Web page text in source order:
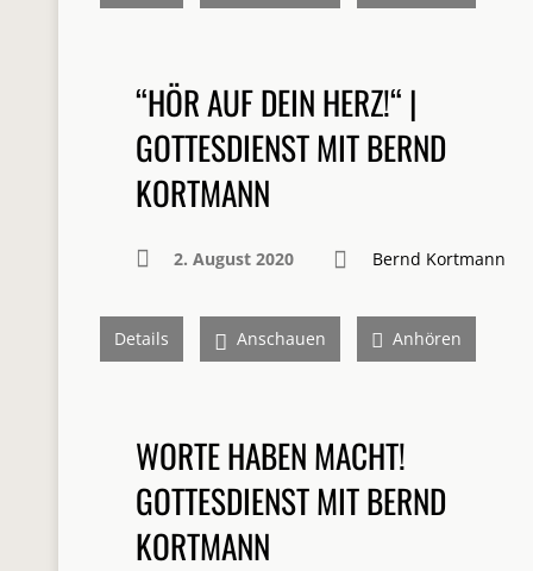
“HÖR AUF DEIN HERZ!“ |
GOTTESDIENST MIT BERND
KORTMANN
2. August 2020 Bernd Kortmann
Details Anschauen Anhören
WORTE HABEN MACHT!
GOTTESDIENST MIT BERND
KORTMANN